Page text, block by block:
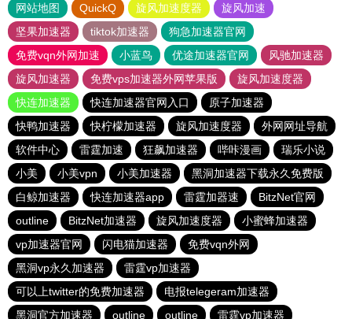
网站地图 QuickQ 旋风加速度器
旋风加速
坚果加速器
tiktok加速器
狗急加速器官网
免费vqn外网加速
小蓝鸟 优途加速器官网
风驰加速器
旋风加速器
免费vps加速器外网苹果版
旋风加速度器
快连加速器
快连加速器官网入口
原子加速器
快鸭加速器
快柠檬加速器 旋风加速度器
外网网址导航
软件中心
雷霆加速 狂飙加速器 哔咔漫画
瑞乐小说
小美
小美vpn 小美加速器
黑洞加速器下载永久免费版
白鲸加速器
快连加速器app 雷霆加器速
BitzNet官网
outline
BitzNet加速器 旋风加速度器
小蜜蜂加速器
vp加速器官网
闪电猫加速器
免费vqn外网
黑洞vp永久加速器
雷霆vp加速器
可以上twitter的免费加速器
电报telegeram加速器
黑洞官方加速器
outline outline 雷霆vp加速器